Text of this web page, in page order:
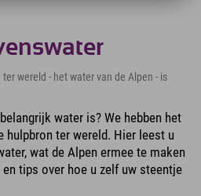
wereld - het water van de Alpen - is
water is? We hebben het
hulpbron ter wereld. Hier leest u
wat de Alpen ermee te maken
en tips over hoe u zelf uw steentje